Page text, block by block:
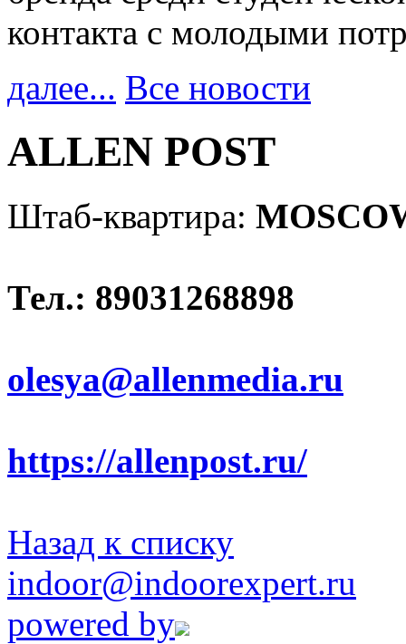
контакта с молодыми
далее... Все новости
ALLEN POST
Штаб-квартира:
Тел.: 89031268898
olesya@allenmedia.ru
https://allenpost.ru/
Назад к списку
indoor@indoorexpert.ru
powered by